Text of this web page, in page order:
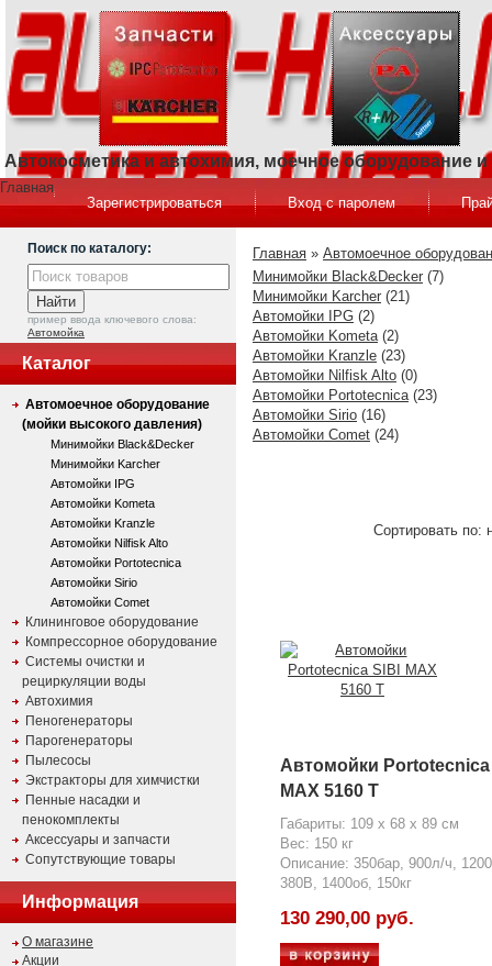
Автокосметика и автохимия, моечное оборудование
Главная
Зарегистрироваться
Вход с паролем
Поиск по каталогу:
пример ввода ключевого слова:
Автомойка
Каталог
Автомоечное оборудование
(мойки высокого давления)
Минимойки Black&Decker
Минимойки Karcher
Автомойки IPG
Автомойки Kometa
Автомойки Kranzle
Автомойки Nilfisk Alto
Автомойки Portotecnica
Автомойки Sirio
Автомойки Comet
Клининговое оборудование
Компрессорное оборудование
Системы очистки и
рециркуляции воды
Автохимия
Пеногенераторы
Парогенераторы
Пылесосы
Экстракторы для химчистки
Пенные насадки и
пенокомплекты
Аксессуары и запчасти
Сопутствующие товары
Информация
О магазине
Акции
Главная » Автомоечное
Минимойки Black&Decker (7)
Минимойки Karcher (21)
Автомойки IPG (2)
Автомойки Kometa(2)
Автомойки Kranzle (23)
Автомойки Nilfisk Alto (0)
Автомойки Portotecnica(23)
Автомойки Sirio (16)
Автомойки Comet (24)
Сортировать по:
Автомойки Portotecnica
MAX 5160 T
Габариты: 109 x 68 x 89 см
Вес: 150 кг
Описание: 350бар, 900л/ч,
380В, 1400об, 150кг
130 290,00 руб.